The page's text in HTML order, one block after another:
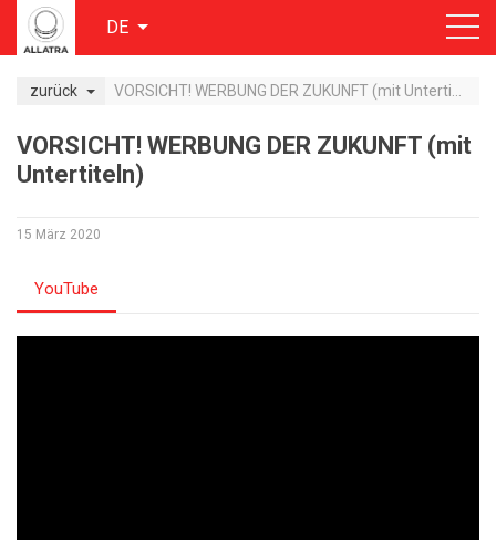
DE
zurück
VORSICHT! WERBUNG DER ZUKUNFT (mit
Untertiteln)
15 März 2020
YouTube